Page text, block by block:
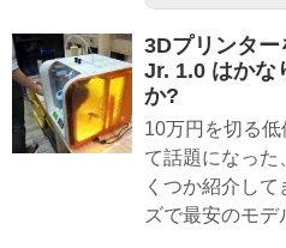
3Dプリンタ
Jr. 1.0 はかな
か?
10万円を切る
て話題になった
くつか紹介し
ズで最安のモデ